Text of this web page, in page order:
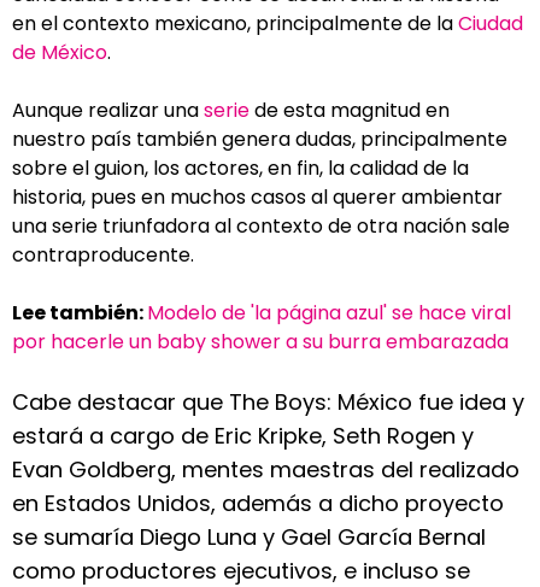
en el contexto mexicano, principalmente de laCiudad
de México.
Aunque realizar unaseriede esta magnitud en
nuestro país también genera dudas, principalmente
sobre el guion, los actores, en fin, la calidad de la
historia, pues en muchos casos al querer ambientar
una serie triunfadora al contexto de otra nación sale
contraproducente.
Lee también:Modelo de 'la página azul' se hace viral
por hacerle un baby shower a su burra embarazada
Cabe destacar que The Boys: México fue idea y
estará a cargo de Eric Kripke, Seth Rogen y
Evan Goldberg, mentes maestras del realizado
en Estados Unidos, además a dicho proyecto
se sumaría Diego Luna y Gael García Bernal
como productores ejecutivos, e incluso se